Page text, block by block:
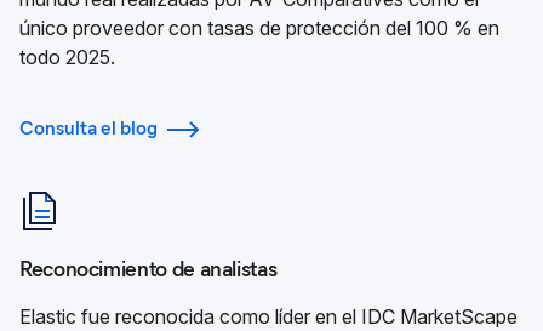
único proveedor con tasas de protección del 100 % en
todo 2025.
Consulta el blog
Reconocimiento de analistas
Elastic fue reconocida como líder en el IDC MarketScape